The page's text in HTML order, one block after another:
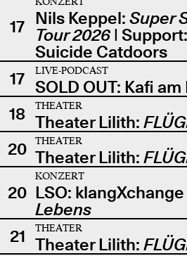
17 Nils Keppel: Super
Tour 2026|
Suicide Catdoors
17
LIVE-PODCAST
SOLD OUT: Kafi
18
THEATER
Theater Lilith:
20
THEATER
Theater Lilith:
20
KONZERT
LSO: klangXchange
Lebens
21
THEATER
Theater Lilith: